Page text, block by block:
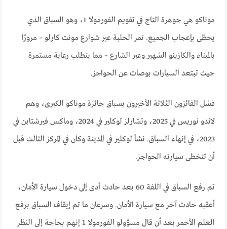
موناكو هي جوهرة التاج في تقويم الفورمولا 1، وهو السباق الذي
يحظى بإعجاب الجميع. تمر الحلبة عبر شوارع مونت كارلو – مرورًا
بالميناء والكازينو الشهير وعبر الشارع – مما يتطلب رعاية مستمرة
حيث تبتعد السيارات بوصات عن الحواجز.
فشل الفائزون الثلاثة الأخيرون بسباق جائزة موناكو الكبرى، وهم
لاندو نوريس في 2025، وتشارلز لوكلير في 2024، وماكس فيرشتابن في
2023، في إنهاء السباق. نشأ لوكلير في المدينة وكان في المركز الثالث قبل
أن تتخطى سيارته الحواجز.
تم رفع السباق في اللفة 60 بعد حادث أدى إلى دخول سيارة الأمان،
أعقبه حادث آخر مع سيارة الأمان. وسرعان ما تم إيقاف السباق برفع
العلم الأحمر بعد أن قال مسؤولو الفورمولا 1 إنهم بحاجة إلى النظر